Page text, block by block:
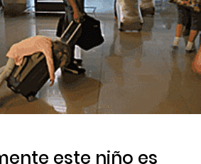
este niño es